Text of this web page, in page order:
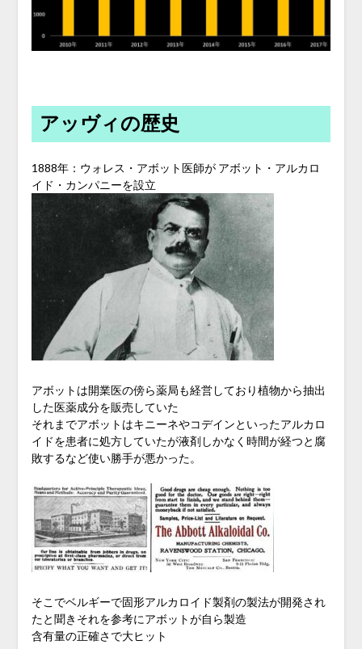
アッヴィの歴史
1888年：ウォレス・アボット医師が アボット・アルカロ
イド・カンパニーを設立
アボットは開業医の傍ら薬局も経営しており植物から抽出
した医薬成分を販売していた
それまでアボットはキニーネやコデインといったアルカロ
イドを患者に処方していたが液剤しかなく時間が経つと腐
敗するなど使い勝手が悪かった。
そこでベルギーで固形アルカロイド製剤の製法が開発され
たと聞きそれを参考にアボットが自ら製造
含有量の正確さで大ヒット